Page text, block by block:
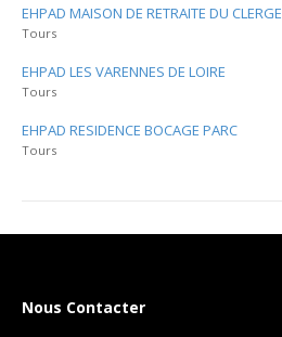
EHPAD MAISON DE RETRAITE DU CLERGE
Tours
EHPAD LES VARENNES DE LOIRE
Tours
EHPAD RESIDENCE BOCAGE PARC
Tours
Nous Contacter